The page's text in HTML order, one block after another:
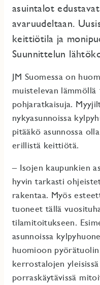
asuintalot
avaruudeltaan.
keittiötila ja
Suunnittelun
JM Suomessa on
muistelevan lämmöllä
pohjaratkaisuja.
nykyasunnoissa
pitääkö asunnossa
erillistä keittiötä.
– Isojen kaupunkien
hyvin tarkasti
rakentaa. Myös
tuoneet tällä
tilamitoitukseen.
asunnoissa
huomioon
kerrostalojen
porraskäytävissä